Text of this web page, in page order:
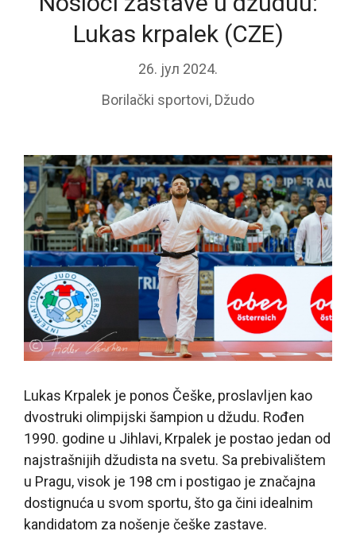
Lukas krpalek (CZE)
26. јул 2024.
Borilački sportovi, Džudo
Lukas Krpalek je ponos Češke, proslavljen kao
dvostruki olimpijski šampion u džudu. Rođen
1990. godine u Jihlavi, Krpalek je postao jedan od
najstrašnijih džudista na svetu. Sa prebivalištem
u Pragu, visok je 198 cm i postigao je značajna
dostignuća u svom sportu, što ga čini idealnim
kandidatom za nošenje češke zastave.